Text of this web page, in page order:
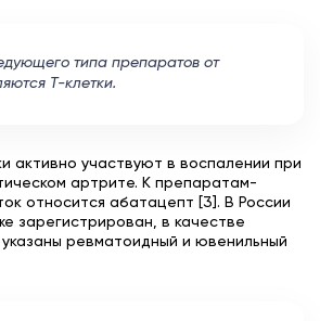
типа препаратов от
Т-клетки.
активно участвуют в воспалении при
артрите. К препаратам-
относится абатацепт [3]. В России
зарегистрирован, в качестве
указаны ревматоидный и ювенильный